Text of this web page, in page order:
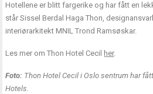
Hotellene er blitt fargerike og har fått en
står Sissel Berdal Haga Thon,
interiørarkitekt MNIL Trond Ramsøskar.
Les mer om Thon Hotel Cecil her.
Foto: Thon Hotel Cecil i Oslo sentrum har
Hotels.